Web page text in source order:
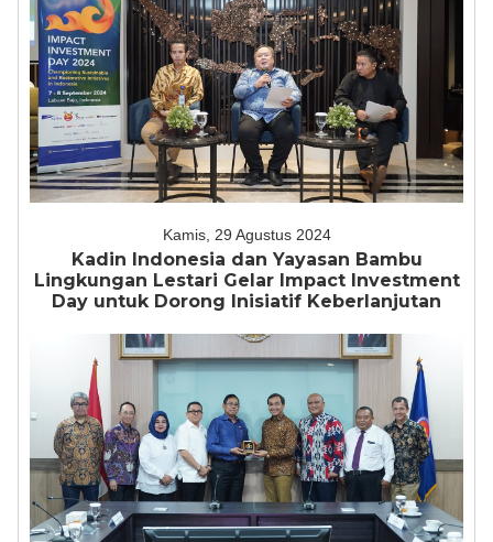
Kamis, 29 Agustus 2024
Kadin Indonesia dan Yayasan Bambu
Lingkungan Lestari Gelar Impact Investment
Day untuk Dorong Inisiatif Keberlanjutan